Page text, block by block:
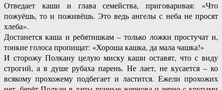
Отведает каши и глава семейства, приговаривая: «Что
пожуёшь, то и поживёшь. Это ведь ангелы с неба не просят
хлеба».
Достанется каша и ребятишкам – только ложки простучат и,
тонкие голоса пропищат: «Хороша кашка, да мала чашка!»
И сторожу Полкану целую миску каши оставят, что с виду
строгий, а в душе рубаха парень. Не лает, не кусается – ко
всякому прохожему подбегает и ластится. Ежели прохожих